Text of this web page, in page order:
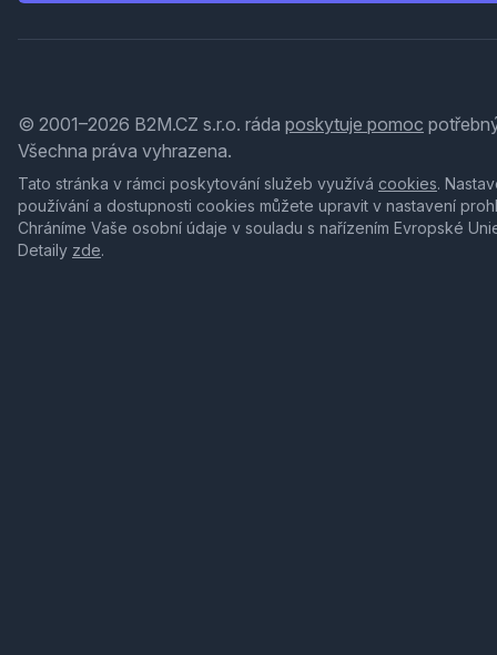
© 2001–2026 B2M.CZ s.r.o. ráda poskytuje pomoc
Všechna práva vyhrazena.
Tato stránka v rámci poskytování služeb využívá cookies.
používání a dostupnosti cookies můžete upravit v nastavení
Chráníme Vaše osobní údaje v souladu s nařízením Evropské
Detaily zde.